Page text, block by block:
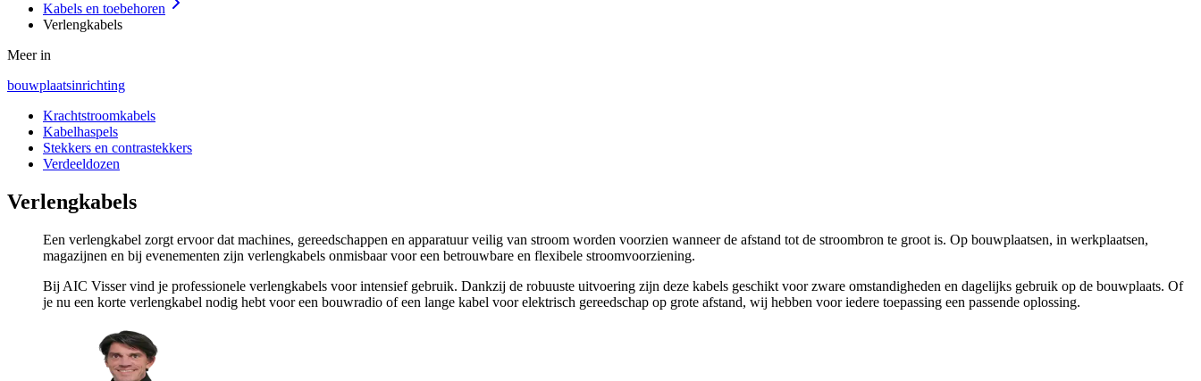
Kabels en toebehoren
Verlengkabels
Meer in
bouwplaatsinrichting
Krachtstroomkabels
Kabelhaspels
Stekkers en contrastekkers
Verdeeldozen
Verlengkabels
Een verlengkabel zorgt ervoor dat machines, gereedschappen en apparatuur veilig van stroom worden voorzien wanneer de afstand tot de stroombron te groot is. Op bouwplaatsen, in werkplaatsen,
magazijnen en bij evenementen zijn verlengkabels onmisbaar voor een betrouwbare en flexibele stroomvoorziening.
Bij AIC Visser vind je professionele verlengkabels voor intensief gebruik. Dankzij de robuuste uitvoering zijn deze kabels geschikt voor zware omstandigheden en dagelijks gebruik op de bouwplaats. Of
je nu een korte verlengkabel nodig hebt voor een bouwradio of een lange kabel voor elektrisch gereedschap op grote afstand, wij hebben voor iedere toepassing een passende oplossing.